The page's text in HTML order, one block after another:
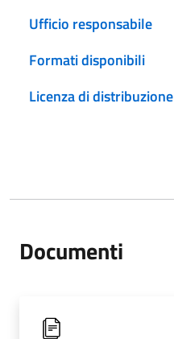
Ufficio responsabile
Formati disponibili
Licenza di distribuzione
Documenti